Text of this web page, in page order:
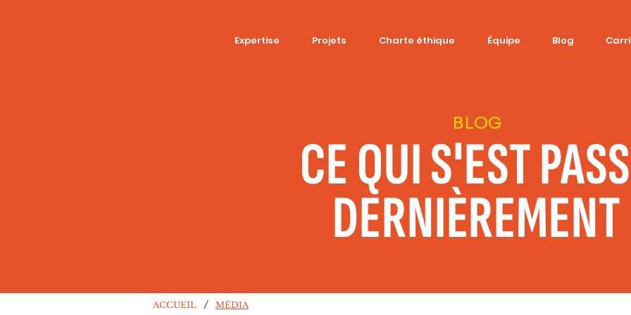
Expertise Projets Charte éthique Équipe Blog
BLOG
CE QUI S'EST
DERNIÈREMENT
ACCUEIL / MÉDIA